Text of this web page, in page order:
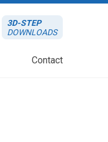
3D-STEP
DOWNLOADS
Contact